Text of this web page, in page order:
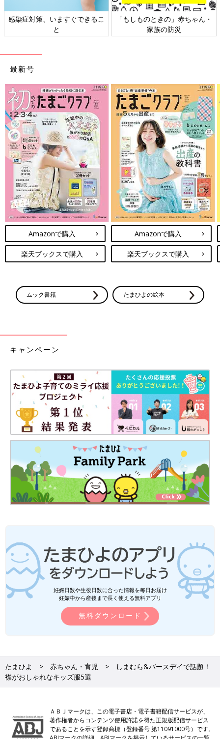
感染症対策、いますぐできるこ
と
「もしものときの」赤ちゃん・
家族の防災
最新号
Amazonで購入
楽天ブックスで購入
Amazonで購入
楽天ブックスで購入
ムック書籍 たまひよの絵本
キャンペーン
妊娠日数や生後日数に合った情報を毎日お届け
妊娠中から産後まで長く使える無料アプリ
無料ダウンロード
たまひよ 赤ちゃん・育児
しまむら&バースデイで話題！
襟がおしゃれなキッズ服5選
ＡＢＪマークは、この電子書店・電子書籍配信サービスが、
著作権者からコンテンツ使用許諾を得た正規版配信サービス
であることを示す登録商標（登録番号 第11091000号）です。